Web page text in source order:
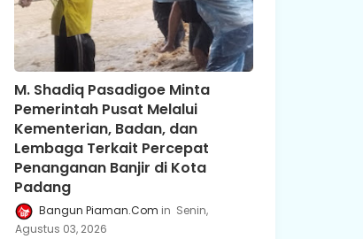
M. Shadiq Pasadigoe Minta
Pemerintah Pusat Melalui
Kementerian, Badan, dan
Lembaga Terkait Percepat
Penanganan Banjir di Kota
Padang
Bangun Piaman.Com
Senin,
Agustus 03, 2026